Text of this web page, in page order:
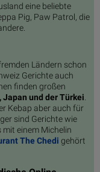
eine beliebte
Pig, Paw Patrol, die
Ländern schon
Gerichte auch
finden großen
Japan und der Türkei
Kebap aber auch für
sind Gerichte wie
mit einem Michelin
The Chedi gehört